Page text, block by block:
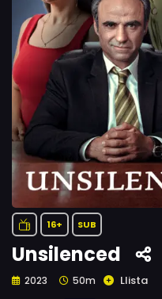
16+ SUB
Unsilenced
2023 50m Llista